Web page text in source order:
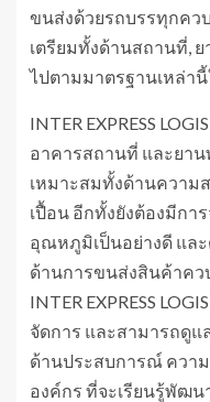
ขนส่งด้วยรถบรรทุกคว
เตรียมทั้งด้านสถานที่,
ไปตามมาตรฐานเหล่า
INTER EXPRESS
อาคารสถานที่ และยา
เหมาะสมทั้งด้านความ
เปื้อน อีกทั้งยังต้องมีกา
อุณหภูมิเป็นอย่างดี แล
ด้านการขนส่งสินค้าค
INTER EXPRESS
จัดการ และสามารถดูแ
ด้านประสบการณ์ ควา
องค์กร ที่จะเรียนรู้พัฒน